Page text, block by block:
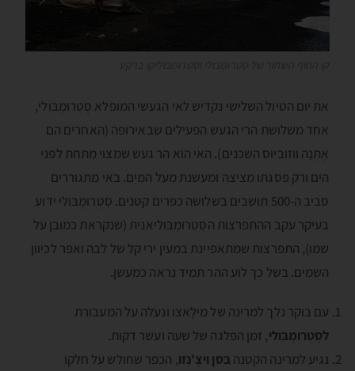
את יום הטיול השלישי נקדיש לאי הגעשי המופלא סְטְרומְבּולי,
אחד משלושת הרי הגעש הפעילים שבאירופה (האחרים הם
אֶתְנָה ווזוביוס השכנים). האי הוא הר געש שמצוי מתחת לפני
הים ורק פסגתו מציצה ומעשנת מעל המים. באי מתגוררים
סביב ה-500 תושבים בשלושה כפרים קטנים. סְטְרומְבּולי ידוע
בעיקר עקב ההתפרצות הסְטְרומְבּוליאנית (שנקראת כמובן על
שמו), התפרצות שמתאפיינת במעין ירי קל של לבה ואפר לכיוון
השמים. בשל כך לוע ההר תמיד נראה כמעשן.
עם בוקר נלך למרינה של מילָאצו ונעלה על המעבורת
לסְטְרומְבּולי, זמן הפלגה של שעה ועשר דקות.
נגיע למרינה הקטנה בסן ויצֶ'נְזו, הכפר שחולש על חלקו